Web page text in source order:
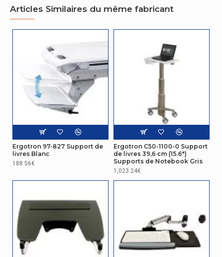
Articles Similaires du même fabricant
Ergotron 97-827 Support de
livres Blanc
188.56€
Ergotron C50-1100-0 Support
de livres 39,6 cm (15.6")
Supports de Notebook Gris
1,023.24€